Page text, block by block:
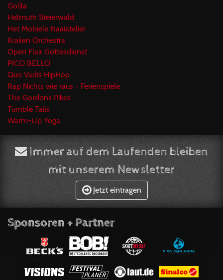
Golila
Helmuth Steierwald
Het Mobiele Naaiatelier
Kraken Orchestra
Open Flair Gottesdienst
PICO BELLO
Quo Vadis HipHop
Rap Nichts wie raus - Ferienspiele
The Gordons Pikes
Tumble Tails
Warm-Up Yoga
Immer auf dem Laufenden bleiben
mit unserem Newsletter
Jetzt eintragen
Sponsoren + Partner